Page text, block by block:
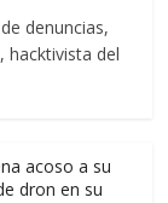
denuncias,
hacktivista del
acoso a su
dron en su